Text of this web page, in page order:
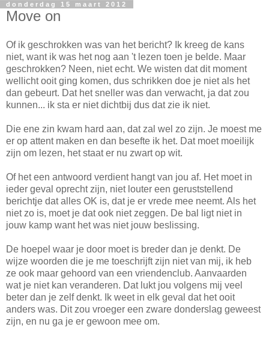
donderdag 15 maart 2012
Move on
Of ik geschrokken was van het bericht? Ik kreeg de kans
niet, want ik was het nog aan 't lezen toen je belde. Maar
geschrokken? Neen, niet echt. We wisten dat dit moment
wellicht ooit ging komen, dus schrikken doe je niet als het
dan gebeurt. Dat het sneller was dan verwacht, ja dat zou
kunnen... ik sta er niet dichtbij dus dat zie ik niet.
Die ene zin kwam hard aan, dat zal wel zo zijn. Je moest me
er op attent maken en dan besefte ik het. Dat moet moeilijk
zijn om lezen, het staat er nu zwart op wit.
Of het een antwoord verdient hangt van jou af. Het moet in
ieder geval oprecht zijn, niet louter een geruststellend
berichtje dat alles OK is, dat je er vrede mee neemt. Als het
niet zo is, moet je dat ook niet zeggen. De bal ligt niet in
jouw kamp want het was niet jouw beslissing.
De hoepel waar je door moet is breder dan je denkt. De
wijze woorden die je me toeschrijft zijn niet van mij, ik heb
ze ook maar gehoord van een vriendenclub. Aanvaarden
wat je niet kan veranderen. Dat lukt jou volgens mij veel
beter dan je zelf denkt. Ik weet in elk geval dat het ooit
anders was. Dit zou vroeger een zware donderslag geweest
zijn, en nu ga je er gewoon mee om.